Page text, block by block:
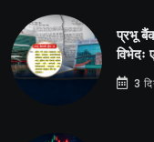
प्रभू
विभेदः
3